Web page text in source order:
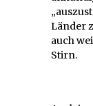
Länder
auch
Stirn.